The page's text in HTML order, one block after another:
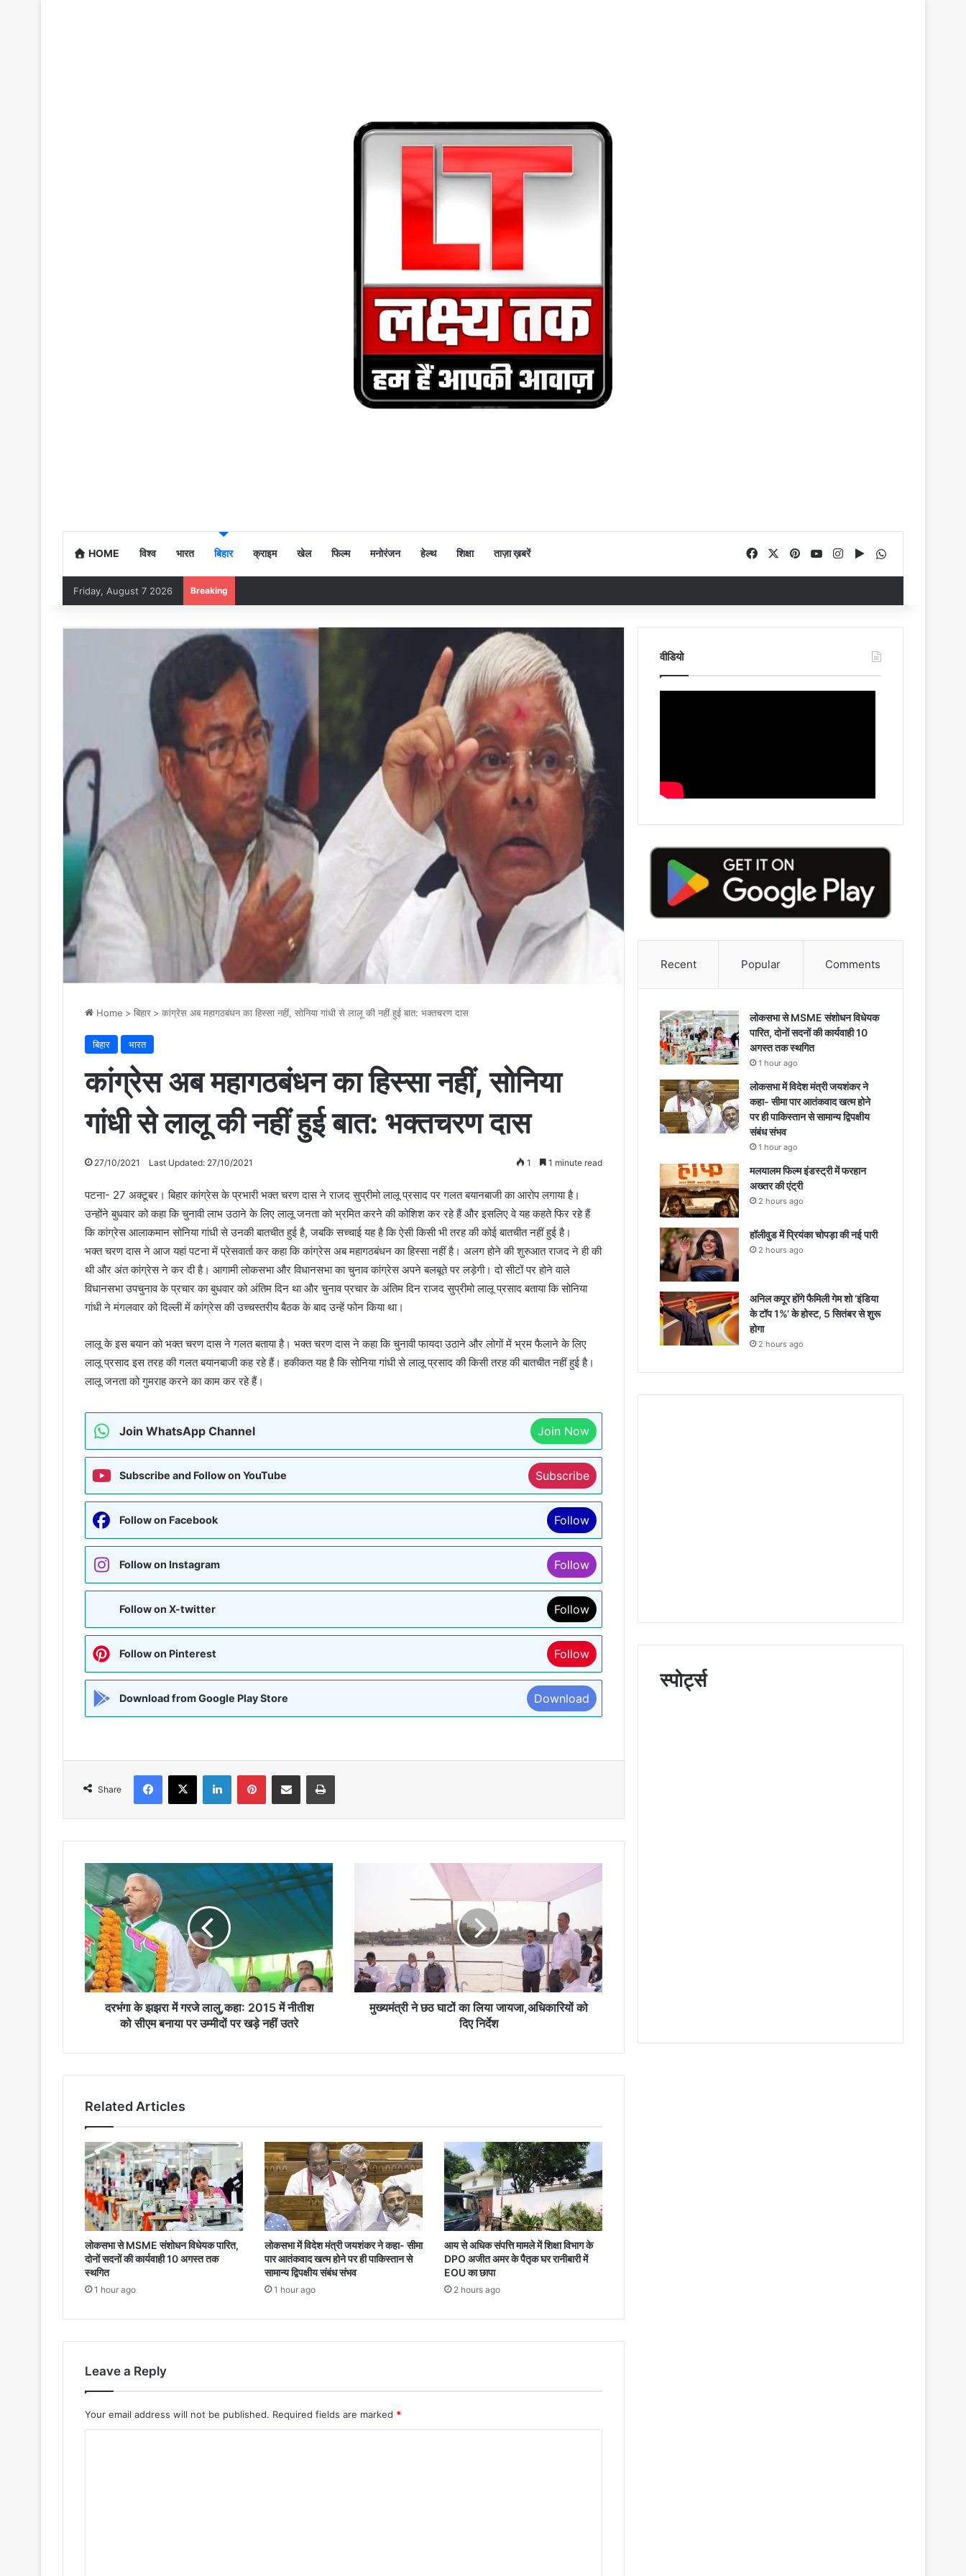
HOME विश्व भारत बिहार क्राइम खेल फिल्म मनोरंजन हेल्थ शिक्षा ताज़ा ख़बरें FacebookPinterestYouTubeInstagram
Google Play
Friday, August 7 2026 Breaking
Home > बिहार > कांग्रेस अब महागठबंधन का हिस्सा नहीं, सोनिया गांधी से लालू की नहीं हुई बात: भक्तचरण दास
बिहार भारत
कांग्रेस अब महागठबंधन का हिस्सा नहीं, सोनिया
गांधी से लालू की नहीं हुई बात: भक्तचरण दास
27/10/2021 Last Updated: 27/10/2021 1 1 minute read
पटना- 27 अक्टूबर। बिहार कांग्रेस के प्रभारी भक्त चरण दास ने राजद सुप्रीमो लालू प्रसाद पर गलत बयानबाजी का आरोप लगाया है।
उन्होंने बुधवार को कहा कि चुनावी लाभ उठाने के लिए लालू जनता को भ्रमित करने की कोशिश कर रहे हैं और इसलिए वे यह कहते फिर रहे हैं
कि कांग्रेस आलाकमान सोनिया गांधी से उनकी बातचीत हुई है, जबकि सच्चाई यह है कि ऐसी किसी भी तरह की कोई बातचीत नहीं हुई है।
भक्त चरण दास ने आज यहां पटना में प्रेसवार्ता कर कहा कि कांग्रेस अब महागठबंधन का हिस्सा नहीं है। अलग होने की शुरुआत राजद ने ही की
थी और अंत कांग्रेस ने कर दी है। आगामी लोकसभा और विधानसभा का चुनाव कांग्रेस अपने बलबूते पर लड़ेगी। दो सीटों पर होने वाले
विधानसभा उपचुनाव के प्रचार का बुधवार को अंतिम दिन था और चुनाव प्रचार के अंतिम दिन राजद सुप्रीमो लालू प्रसाद बताया कि सोनिया
गांधी ने मंगलवार को दिल्ली में कांग्रेस की उच्चस्तरीय बैठक के बाद उन्हें फोन किया था।
लालू के इस बयान को भक्त चरण दास ने गलत बताया है। भक्त चरण दास ने कहा कि चुनावी फायदा उठाने और लोगों में भ्रम फैलाने के लिए
लालू प्रसाद इस तरह की गलत बयानबाजी कह रहे हैं। हकीकत यह है कि सोनिया गांधी से लालू प्रसाद की किसी तरह की बातचीत नहीं हुई है।
लालू जनता को गुमराह करने का काम कर रहे हैं।
Join WhatsApp Channel Join Now
Subscribe and Follow on YouTube Subscribe
Follow on Facebook Follow
Follow on Instagram Follow
Follow on X-twitter Follow
Follow on Pinterest Follow
Download from Google Play Store Download
Share
Facebook
X LinkedInPinterestShare via Email Print
दरभंगा
के
झझरा
गरजे
लालु,कहा:
2015
में
नीतीश
पर
नहीं
उतरे
दरभंगा के झझरा में गरजे लालु,कहा: 2015 में नीतीश
को सीएम बनाया पर उम्मीदों पर खड़े नहीं उतरे
का
लिया
जायजा,अधिकारियों
को
दिए
निर्देशमुख्यमंत्री ने छठ घाटों का लिया जायजा,अधिकारियों को
दिए निर्देश
Related Articles
लोकसभा से MSME संशोधन विधेयक पारित,
दोनों सदनों की कार्यवाही 10 अगस्त तक
स्थगित
1 hour ago
लोकसभा में विदेश मंत्री जयशंकर ने कहा- सीमा
पार आतंकवाद खत्म होने पर ही पाकिस्तान से
सामान्य द्विपक्षीय संबंध संभव
1 hour ago
आय से अधिक संपत्ति मामले में शिक्षा विभाग के
DPO अजीत अमर के पैतृक घर रानीबारी में
EOU का छापा
2 hours ago
Leave a Reply
Your email address will not be published. Required fields are marked *
वीडियो
Recent Popular Comments
लोकसभा से MSME संशोधन विधेयक
पारित, दोनों सदनों की कार्यवाही 10
अगस्त तक स्थगित
1 hour ago
लोकसभा में विदेश मंत्री जयशंकर ने
कहा- सीमा पार आतंकवाद खत्म होने
पर ही पाकिस्तान से सामान्य द्विपक्षीय
संबंध संभव
1 hour ago
मलयालम फिल्म इंडस्ट्री में फरहान
अख्तर की एंट्री
2 hours ago
हॉलीवुड में प्रियंका चोपड़ा की नई पारी
2 hours ago
अनिल कपूर होंगे फैमिली गेम शो ‘इंडिया
के टॉप 1%’ के होस्ट, 5 सितंबर से शुरू
होगा
2 hours ago
स्पोर्ट्स